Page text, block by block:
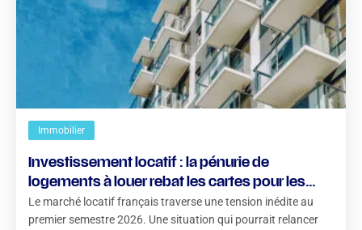
Immobilier
Investissement locatif : la pénurie de
logements à louer rebat les cartes pour les
investisseurs
Le marché locatif français traverse une tension inédite au
premier semestre 2026. Une situation qui pourrait relancer